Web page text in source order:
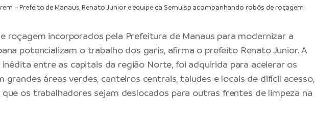
– Prefeito de Manaus, Renato Junior e equipe da Semulsp acompanhando robôs de roçagem
roçagem incorporados pela Prefeitura de Manaus para modernizar a
potencializam o trabalho dos garis, afirma o prefeito Renato Junior. A
entre as capitais da região Norte, foi adquirida para acelerar os
grandes áreas verdes, canteiros centrais, taludes e locais de difícil acesso,
os trabalhadores sejam deslocados para outras frentes de limpeza na